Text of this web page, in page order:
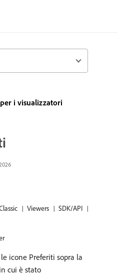
i visualizzatori
Viewers
SDK/API
icone Preferiti sopra la
cui è stato